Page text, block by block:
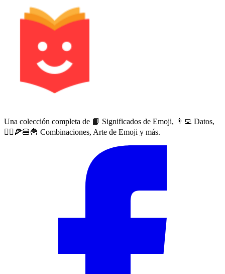
Una colección completa de 📙 Significados de Emoji, 👨‍💻 Datos,
🙅‍♀️🍕🍔🍟 Combinaciones, Arte de Emoji y más.